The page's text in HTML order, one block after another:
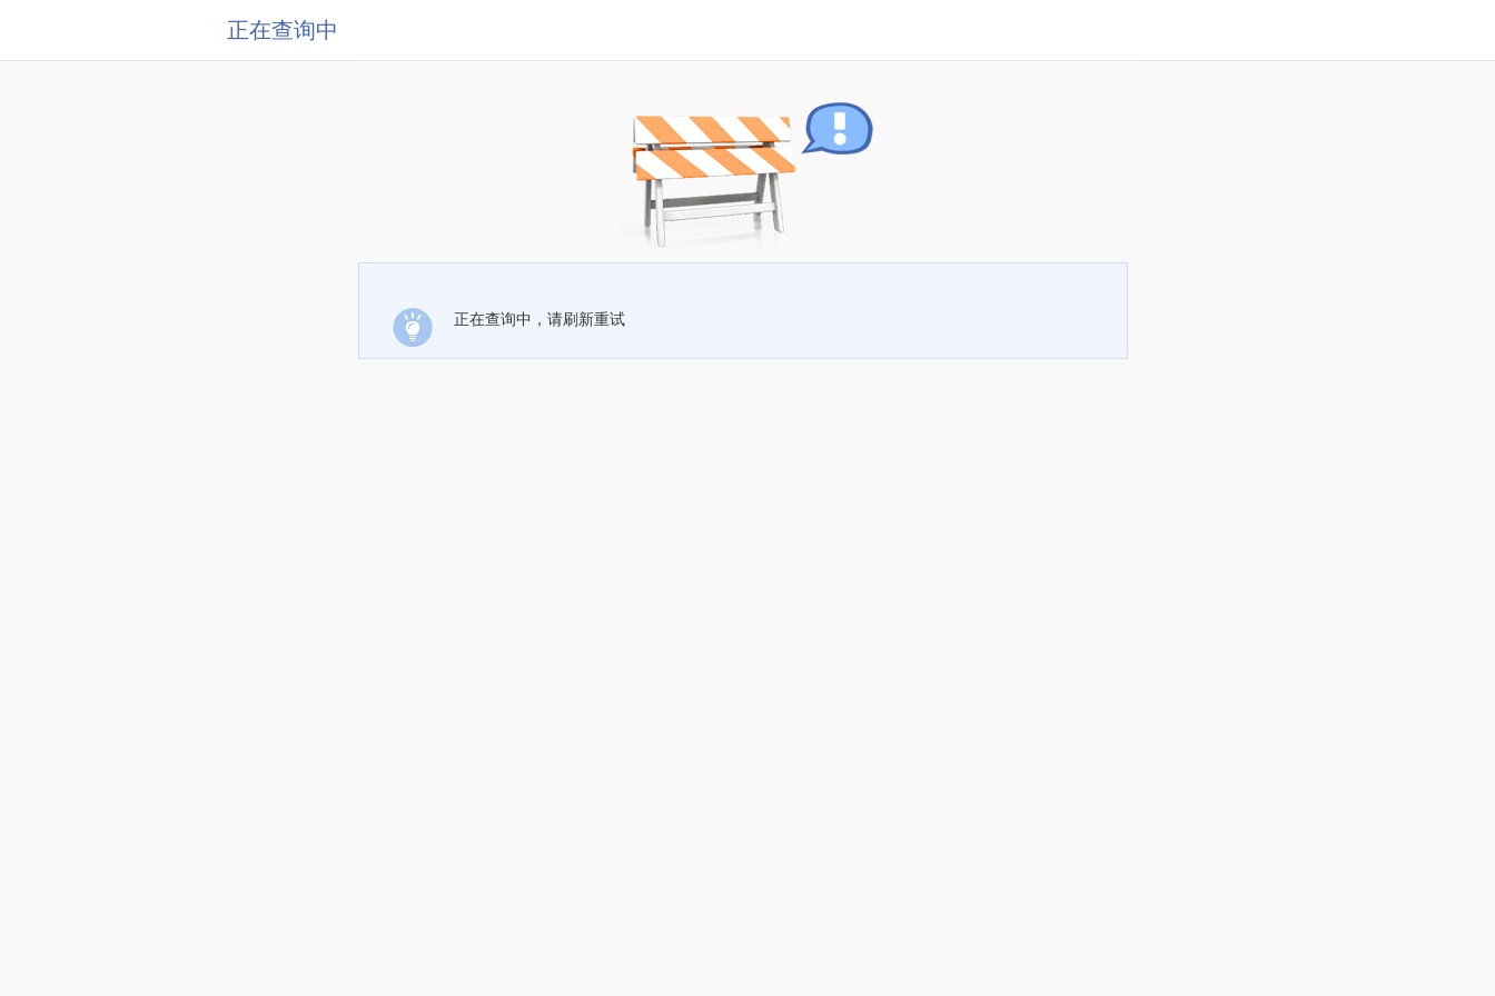
正在查询中
正在查询中，请刷新重试